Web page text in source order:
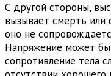
С другой стороны,
вызывает смерть или
оно не
Напряжение может
сопротивление тела